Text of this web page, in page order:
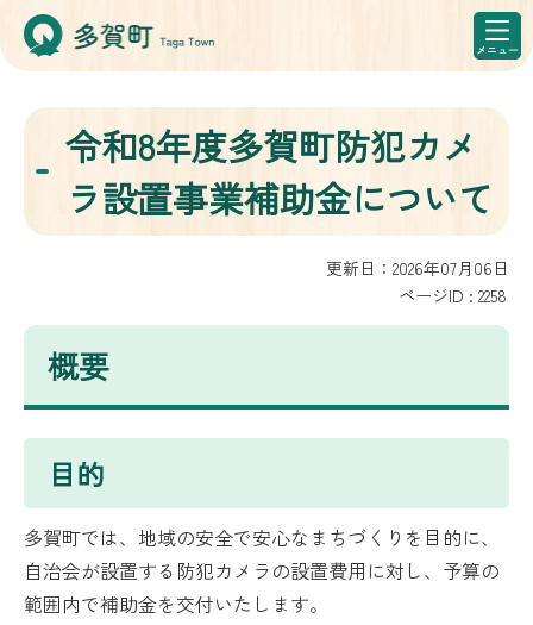
令和8年度多賀町防犯カメ
ラ設置事業補助金について
更新日：2026年07月06日
ページID : 2258
概要
目的
多賀町では、地域の安全で安心なまちづくりを目的に、
自治会が設置する防犯カメラの設置費用に対し、予算の
範囲内で補助金を交付いたします。